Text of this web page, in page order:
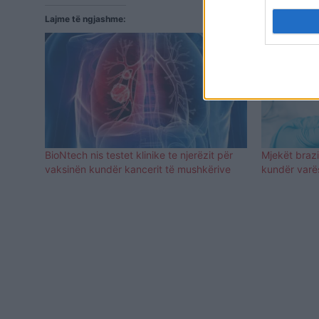
Lajme të ngjashme:
BioNtech nis testet klinike te njerëzit për
vaksinën kundër kancerit të mushkërive
Mjekët
kundër